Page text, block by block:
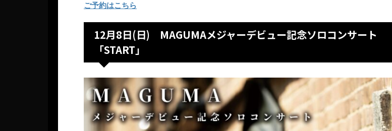
ご予約はこちら
12月8日(日) MAGUMAメジャーデビュー記念ソロコンサート
「START」